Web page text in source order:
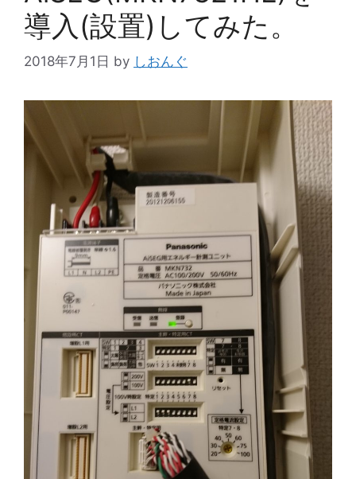
導入(設置)してみた。
2018年7月1日 by しおんぐ